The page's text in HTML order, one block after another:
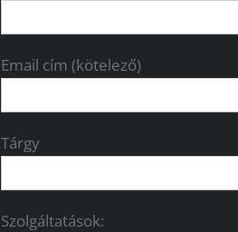
Email cím (kötelező)
Tárgy
Szolgáltatások: